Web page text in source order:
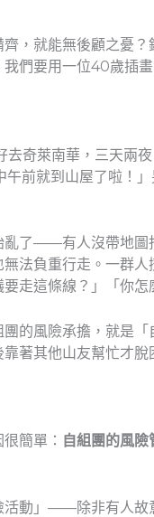
，就能無後顧之憂？
們要用一位40歲插
奇萊南華，三天兩
前就到山屋了啦！
亂了——有人沒帶地圖
法負重行走。一群
走這條線？」「你怎
的風險承擔，就是「
著其他山友幫忙才脫
簡單： 自組團的風
活動」——除非有人故